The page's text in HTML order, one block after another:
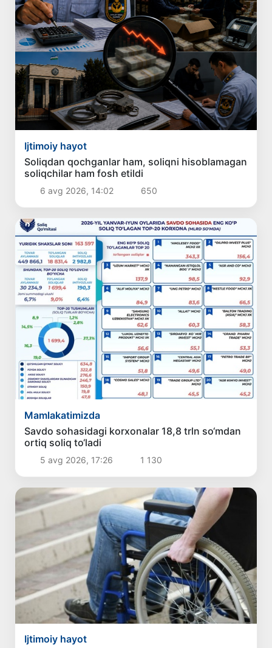
Ijtimoiy hayot
Soliqdan qochganlar ham, soliqni hisoblamagan
soliqchilar ham fosh etildi
6 avg 2026, 14:02 650
Mamlakatimizda
Savdo sohasidagi korxonalar 18,8 trln so‘mdan
ortiq soliq to‘ladi
5 avg 2026, 17:26 1 130
Ijtimoiy hayot